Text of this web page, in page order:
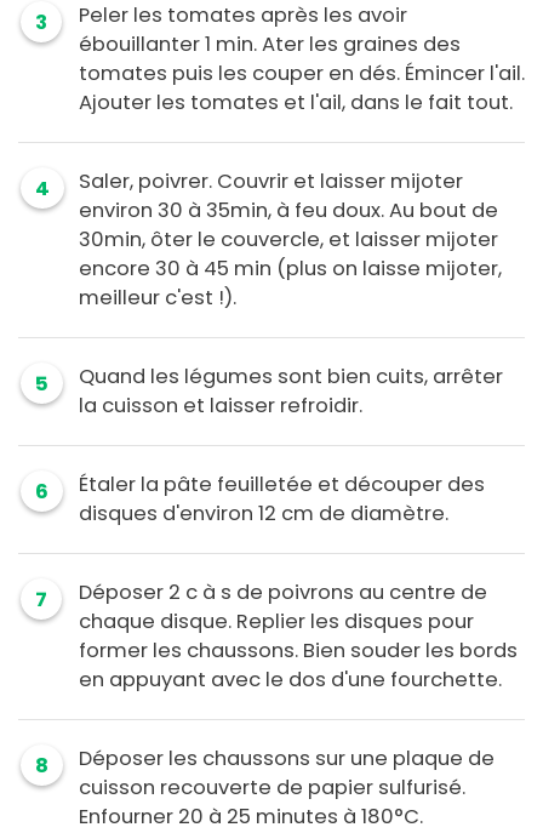
3
Peler les tomates après les avoir
ébouillanter 1 min. Ater les graines des
tomates puis les couper en dés. Émincer l'ail.
Ajouter les tomates et l'ail, dans le fait tout.
4
Saler, poivrer. Couvrir et laisser mijoter
environ 30 à 35min, à feu doux. Au bout de
30min, ôter le couvercle, et laisser mijoter
encore 30 à 45 min (plus on laisse mijoter,
meilleur c'est !).
5
Quand les légumes sont bien cuits, arrêter
la cuisson et laisser refroidir.
6
Étaler la pâte feuilletée et découper des
disques d'environ 12 cm de diamètre.
7
Déposer 2 c à s de poivrons au centre de
chaque disque. Replier les disques pour
former les chaussons. Bien souder les bords
en appuyant avec le dos d'une fourchette.
8
Déposer les chaussons sur une plaque de
cuisson recouverte de papier sulfurisé.
Enfourner 20 à 25 minutes à 180°C.